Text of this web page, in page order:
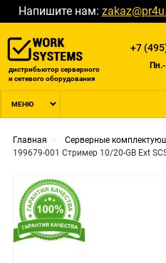
Напишите нам:
дистрибьютор серверного
и сетевого оборудования
+7
МЕНЮ
Главная Серверные
199679-001 Стример 10/20-GB Ext